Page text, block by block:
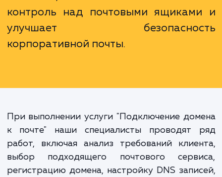
Использование собственного
для корпоративной
почты не только
контроль над почтовыми
улучшает
корпоративной почты.